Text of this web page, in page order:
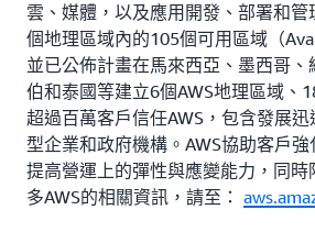
雲、媒體，以及應用開發、部署和管
個地理區域內的105個可用區域（
並已公佈計畫在馬來西亞、墨西哥
伯和泰國等建立6個AWS地理區域、
超過百萬客戶信任AWS，包含發展
型企業和政府機構。AWS協助客戶強
提高營運上的彈性與應變能力，同時
多AWS的相關資訊，請至：